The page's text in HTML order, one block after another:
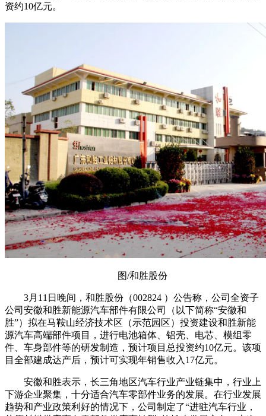
资约10亿元。
图/和胜股份
3月11日晚间，和胜股份（002824 ）公告称，公司全资子
公司安徽和胜新能源汽车部件有限公司（以下简称“安徽和
胜”）拟在马鞍山经济技术区（示范园区）投资建设和胜新能
源汽车高端部件项目，进行电池箱体、铝壳、电芯、模组零
件、车身部件等的研发制造，预计项目总投资约10亿元。该项
目全部建成达产后，预计可实现年销售收入17亿元。
安徽和胜表示，长三角地区汽车行业产业链集中，行业上
下游企业聚集，十分适合汽车零部件业务的发展。在行业发展
趋势和产业政策利好的情况下，公司制定了“进驻汽车行业，